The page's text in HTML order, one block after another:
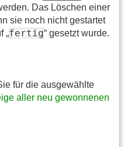
Das Löschen einer
sie noch nicht gestartet
„fertig“ gesetzt wurde.
für die ausgewählte
aller neu gewonnenen